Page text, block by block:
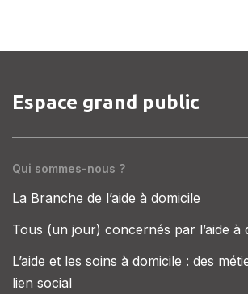
Espace grand public
Qui sommes-nous ?
La Branche de l’aide à domicile
Tous (un jour) concernés par l’aide à
L’aide et les soins à domicile : des
lien social